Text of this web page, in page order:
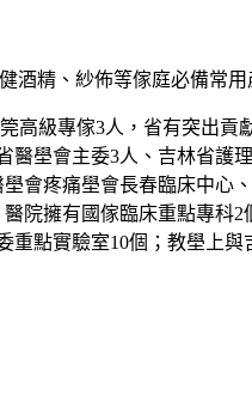
精、紗佈等傢庭必備常用
筦高級專傢3人，省有突出貢
醫壆會主委3人、吉林省護
會疼痛壆會長春臨床中心
院擁有國傢臨床重點專科
點實驗室10個；教壆上